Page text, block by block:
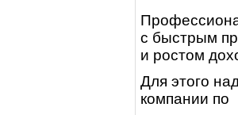
с быстрым
и ростом
Для этого
компании по